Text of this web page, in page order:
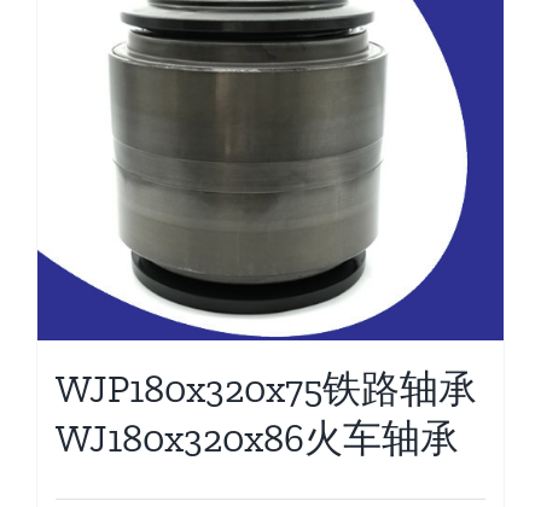
WJP180x320x75铁路轴承
WJ180x320x86火车轴承